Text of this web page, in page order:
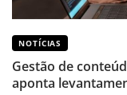
NOTÍCIAS
Gestão de
aponta